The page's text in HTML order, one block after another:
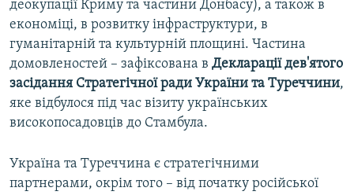
деокупації Криму та частини Донбасу), а також в
економіці, в розвитку інфраструктури, в
гуманітарній та культурній площині. Частина
домовленостей – зафіксована в Декларації дев'ятого
засідання Стратегічної ради України та Туреччини,
яке відбулося під час візиту українських
високопосадовців до Стамбула.
Україна та Туреччина є стратегічними
партнерами, окрім того – від початку російської